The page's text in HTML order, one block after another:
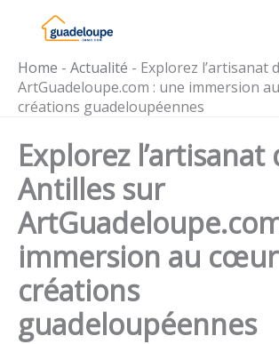
Home - Actualité - Explorez l’artisanat
ArtGuadeloupe.com : une immersion
créations guadeloupéennes
Explorez l’artisanat
Antilles sur
immersion au
créations
guadeloupéennes